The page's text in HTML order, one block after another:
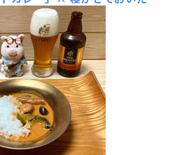
ドカレーは…、にいたん様、p
ーンカレー」を作っている「タ
「レッドカレー」です🌶️✨楽天
に半額GETです🤭✨🉐材料の、
ッド